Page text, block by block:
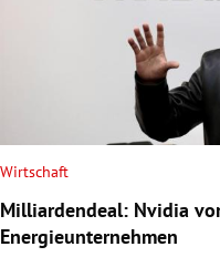
Wirtschaft
Milliardendeal: Nvidia
Energieunternehmen